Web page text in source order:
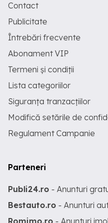
Contact
Publicitate
Întrebări frecvente
Abonament VIP
Termeni și condiții
Lista categoriilor
Siguranța tranzacțiilor
Modifică setările de
Regulament Campanie
Parteneri
Publi24.ro - Anunturi
Bestauto.ro - Anunturi
Romimo.ro - Anunturi